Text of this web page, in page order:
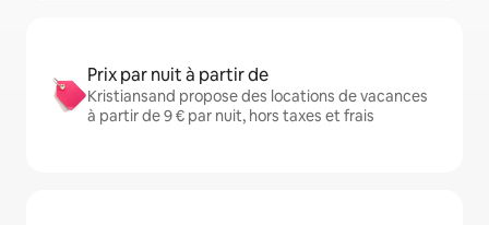
Prix par nuit à partir de
Kristiansand propose des locations de vacances
à partir de 9 € par nuit, hors taxes et frais